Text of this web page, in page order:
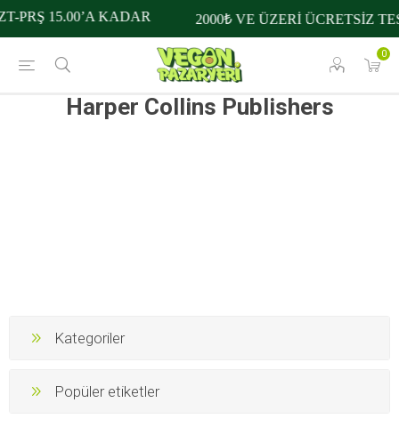
0
PRŞ 15.00’A KADAR 2000₺ VE ÜZERİ ÜCRETSİZ
Harper Collins Publishers
Kategoriler
Popüler etiketler